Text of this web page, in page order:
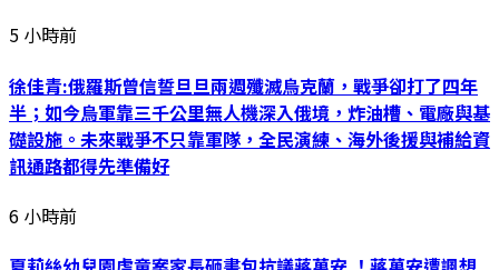
5 小時前
徐佳青:俄羅斯曾信誓旦旦兩週殲滅烏克蘭，戰爭卻打了四年
半；如今烏軍靠三千公里無人機深入俄境，炸油槽、電廠與基
礎設施。未來戰爭不只靠軍隊，全民演練、海外後援與補給資
訊通路都得先準備好
6 小時前